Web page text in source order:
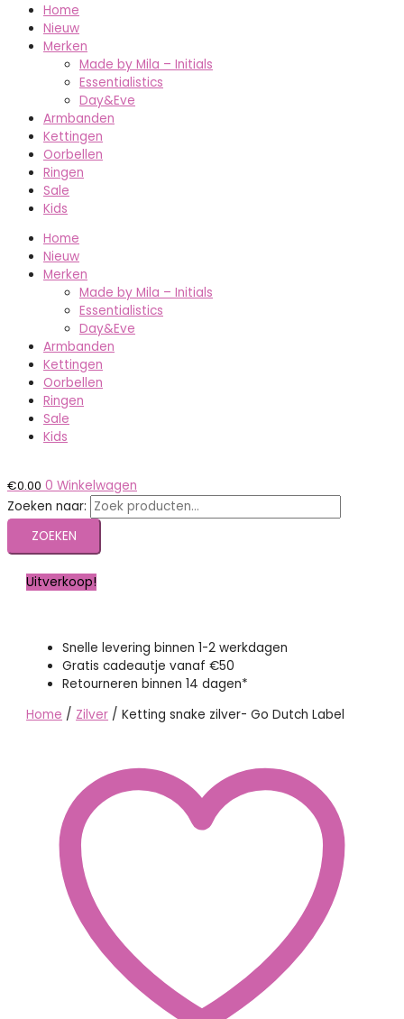
Home
Nieuw
Merken
Made by Mila – Initials
Essentialistics
Day&Eve
Armbanden
Kettingen
Oorbellen
Ringen
Sale
Kids
Home
Nieuw
Merken
Made by Mila – Initials
Essentialistics
Day&Eve
Armbanden
Kettingen
Oorbellen
Ringen
Sale
Kids
€0.00 0 Winkelwagen
Zoeken naar:
ZOEKEN
Uitverkoop!
Snelle levering binnen 1-2 werkdagen
Gratis cadeautje vanaf €50
Retourneren binnen 14 dagen*
Home / Zilver / Ketting snake zilver- Go Dutch Label